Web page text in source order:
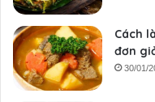
Cách
đơn
30/01/